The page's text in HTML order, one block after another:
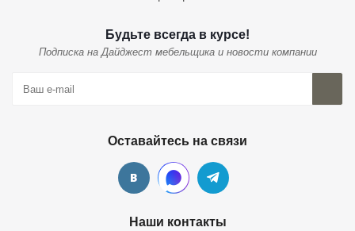
Будьте всегда в курсе!
Подписка на Дайджест мебельщика и новости компании
Оставайтесь на связи
Наши контакты